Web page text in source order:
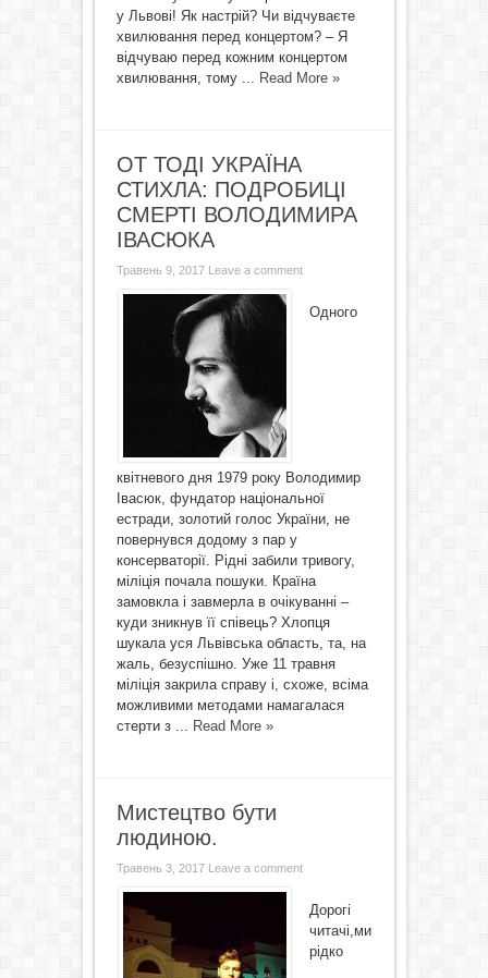
у Львові! Як настрій? Чи відчуваєте
хвилювання перед концертом? – Я
відчуваю перед кожним концертом
хвилювання, тому ... Read More »
ОТ ТОДІ УКРАЇНА
СТИХЛА: ПОДРОБИЦІ
СМЕРТІ ВОЛОДИМИРА
ІВАСЮКА
Травень 9, 2017 Leave a comment
Одного
квітневого дня 1979 року Володимир
Івасюк, фундатор національної
естради, золотий голос України, не
повернувся додому з пар у
консерваторії. Рідні забили тривогу,
міліція почала пошуки. Країна
замовкла і завмерла в очікуванні –
куди зникнув її співець? Хлопця
шукала уся Львівська область, та, на
жаль, безуспішно. Уже 11 травня
міліція закрила справу і, схоже, всіма
можливими методами намагалася
стерти з ... Read More »
Мистецтво бути
людиною.
Травень 3, 2017 Leave a comment
Дорогі
читачі,ми
рідко